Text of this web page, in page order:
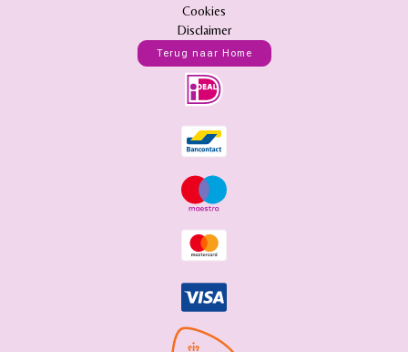
Cookies
Disclaimer
Terug naar Home